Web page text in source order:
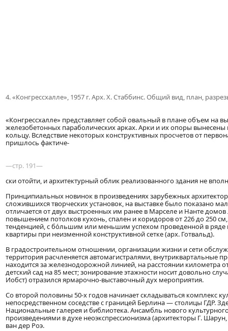
4. «Конгрессхалле», 1957 г. Арх. X. Стаббинс. Общий вид, план,
«Конгрессхалле» представляет собой овальный в плане объем на
железобетонных параболических арках. Арки и их опоры
кольцу. Вследствие некоторых конструктивных просчетов от
пришлось фактиче-
—стр. 191—
ски отойти, и архитектурный облик реализованного здания не
Принципиальных новинок в произведениях зарубежных
сложившихся творческих установок, на выставке было показано
отличается от двух выстроенных им ранее в Марселе и Нанте
повышением потолков кухонь, спален и коридоров от 226 до 250
тенденцией, с бо́льшим или меньшим успехом проведенной в ряде
квартиры при неизменной конструктивной сетке (арх. Готвальд).
В градостроительном отношении, организации жизни и сети
территория расчленяется автомагистралями, внутриквартальные
находится за железнодорожной линией, на расстоянии километра
детский сад на 85 мест; зонирование этажности носит довольно
Иобст) отразился ярмарочно-выставочный дух мероприятия.
Со второй половины 50-х годов начинает складываться комплекс
непосредственном соседстве с границей Берлина — столицы ГДР.
Национальные галерея и библиотека. Ансамбль нового
произведениями в духе неоэкспрессионизма (архитекторы Г.
ван дер Роэ.